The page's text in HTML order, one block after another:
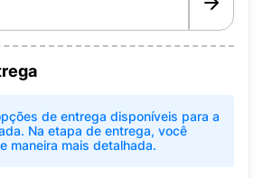
de entrega disponíveis para a
Na etapa de entrega, você
maneira mais detalhada.